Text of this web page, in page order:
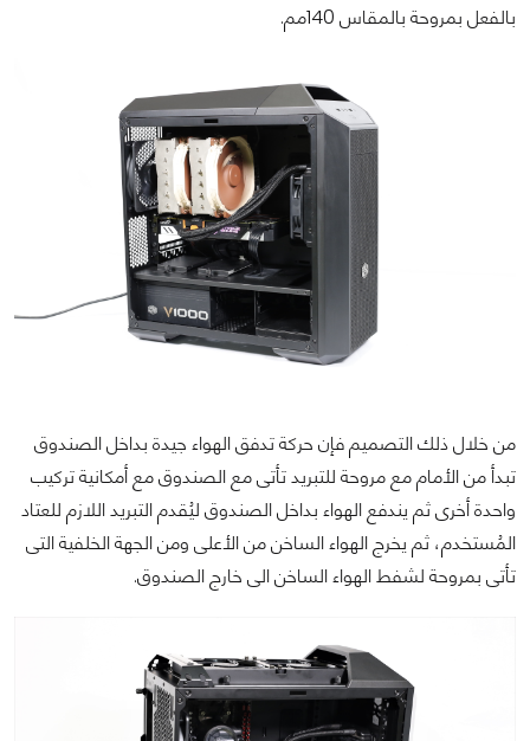
بالفعل بمروحة بالمقاس 140مم.
من خلال ذلك التصميم فإن حركة تدفق الهواء جيدة بداخل الصندوق
تبدأ من الأمام مع مروحة للتبريد تأتى مع الصندوق مع أمكانية تركيب
واحدة أخرى ثم يندفع الهواء بداخل الصندوق ليُقدم التبريد اللازم للعتاد
المُستخدم، ثم يخرج الهواء الساخن من الأعلى ومن الجهة الخلفية التى
تأتى بمروحة لشفط الهواء الساخن الى خارج الصندوق.